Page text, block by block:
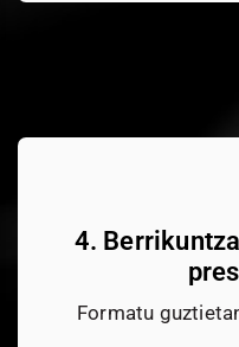
4.
Formatu